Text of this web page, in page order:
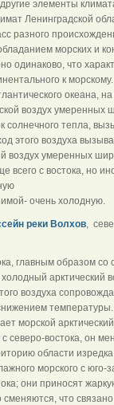
элементы
Ленинградской
разного
морских и
одинаково, что
к морскому.
океана,
воздух умеренных
солнечного тепла,
этого воздуха
воздух умеренных
всего с востока, но
очень холодную.
реки Волхов,
главным образом со
холодный
воздуха
температуры.
морской
северо-востока, он
области
морского с юго-
они приносят
что связано